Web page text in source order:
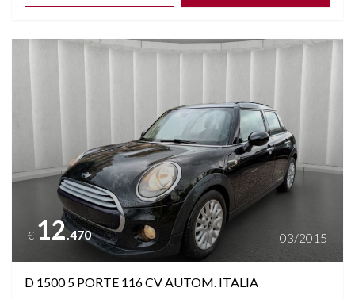
€ 12.470 03/2015
D 1500 5 PORTE 116 CV AUTOM. ITALIA